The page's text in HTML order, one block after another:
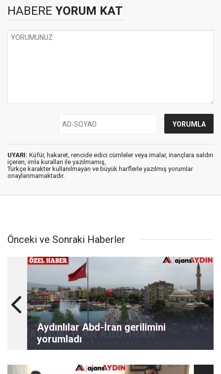
HABERE YORUM KAT
UYARI: Küfür, hakaret, rencide edici cümleler veya imalar, inançlara saldırı
içeren, imla kuralları ile yazılmamış,
Türkçe karakter kullanılmayan ve büyük harflerle yazılmış yorumlar
onaylanmamaktadır.
Önceki ve Sonraki Haberler
Aydınlılar Abd-İran gerilimini
yorumladı